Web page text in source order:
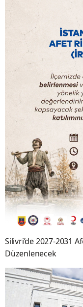
Silivri’de 2027-2031
Düzenlenecek